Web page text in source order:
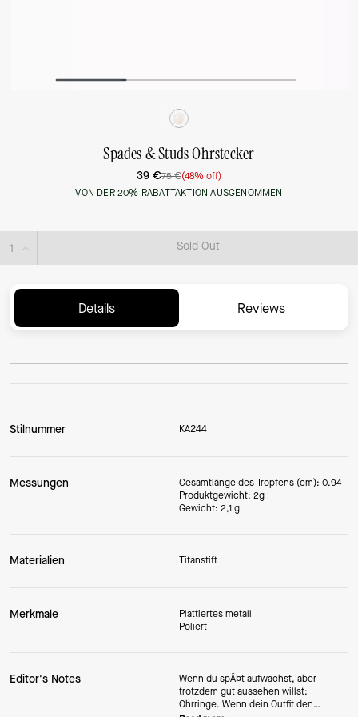
Spades & Studs Ohrstecker
39 €75 €(48% off)
VON DER 20% RABATTAKTION AUSGENOMMEN
Sold Out
Details Reviews
Stilnummer KA244
Messungen
Gesamtlänge des Tropfens (cm): 0.94
Produktgewicht: 2g
Gewicht: 2,1 g
Materialien Titanstift
Merkmale
Plattiertes metall
Poliert
Editor's Notes
Wenn du spÃ¤t aufwachst, aber
trotzdem gut aussehen willst:
Ohrringe. Wenn dein Outfit den